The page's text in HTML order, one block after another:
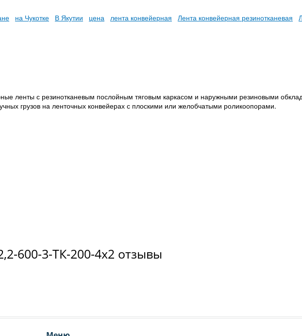
на Чукотке В Якутии цена лента конвейерная Лента конвейерная резинотканевая
ленты с резинотканевым послойным тяговым каркасом и наружными резиновыми
грузов на ленточных конвейерах с плоскими или желобчатыми роликоопорами.
600-3-ТК-200-4х2 отзывы